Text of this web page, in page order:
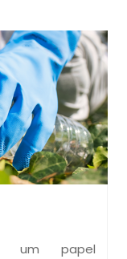
um papel